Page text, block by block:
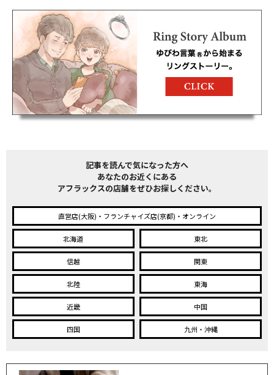
記事を読んで気になった方へ
あなたのお近くにある
アフラックスの店舗をぜひお探しください。
直営店(大阪)・フランチャイズ店(京都)・オンライン
北海道 東北
信越 関東
北陸 東海
近畿 中国
四国 九州・沖縄